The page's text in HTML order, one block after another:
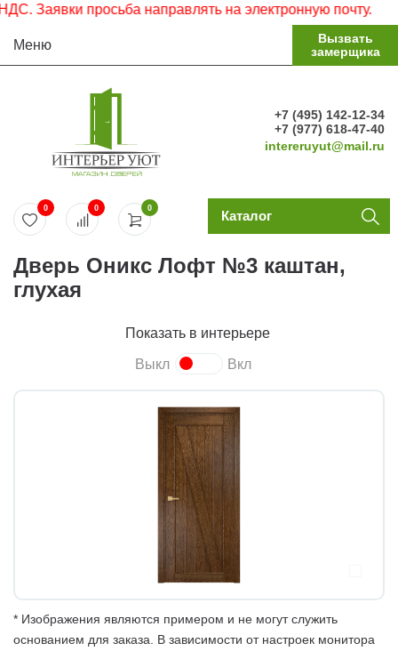
просьба направлять на электронную почту.
Меню
Вызвать
замерщика
+7 (495) 142-12-34
+7 (977) 618-47-40
intereruyut@mail.ru
0
0 0 Каталог
Дверь Оникс Лофт №3 каштан,
глухая
Показать в интерьере
Выкл Вкл
* Изображения являются примером и не могут служить
основанием для заказа. В зависимости от настроек монитора